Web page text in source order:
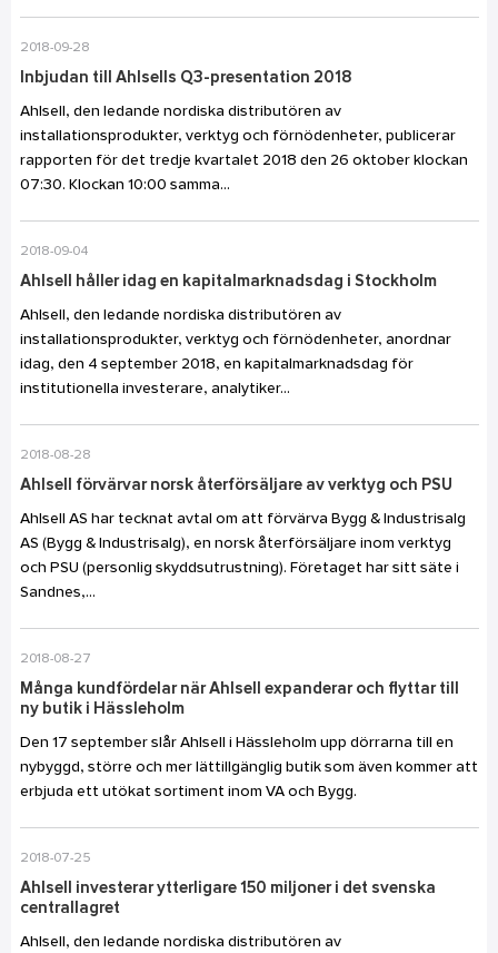
2018-09-28
Inbjudan till Ahlsells Q3-presentation 2018
Ahlsell, den ledande nordiska distributören av
installationsprodukter, verktyg och förnödenheter, publicerar
rapporten för det tredje kvartalet 2018 den 26 oktober klockan
07:30. Klockan 10:00 samma...
2018-09-04
Ahlsell håller idag en kapitalmarknadsdag i Stockholm
Ahlsell, den ledande nordiska distributören av
installationsprodukter, verktyg och förnödenheter, anordnar
idag, den 4 september 2018, en kapitalmarknadsdag för
institutionella investerare, analytiker...
2018-08-28
Ahlsell förvärvar norsk återförsäljare av verktyg och PSU
Ahlsell AS har tecknat avtal om att förvärva Bygg & Industrisalg
AS (Bygg & Industrisalg), en norsk återförsäljare inom verktyg
och PSU (personlig skyddsutrustning). Företaget har sitt säte i
Sandnes,...
2018-08-27
Många kundfördelar när Ahlsell expanderar och flyttar till
ny butik i Hässleholm
Den 17 september slår Ahlsell i Hässleholm upp dörrarna till en
nybyggd, större och mer lättillgänglig butik som även kommer att
erbjuda ett utökat sortiment inom VA och Bygg.
2018-07-25
Ahlsell investerar ytterligare 150 miljoner i det svenska
centrallagret
Ahlsell, den ledande nordiska distributören av